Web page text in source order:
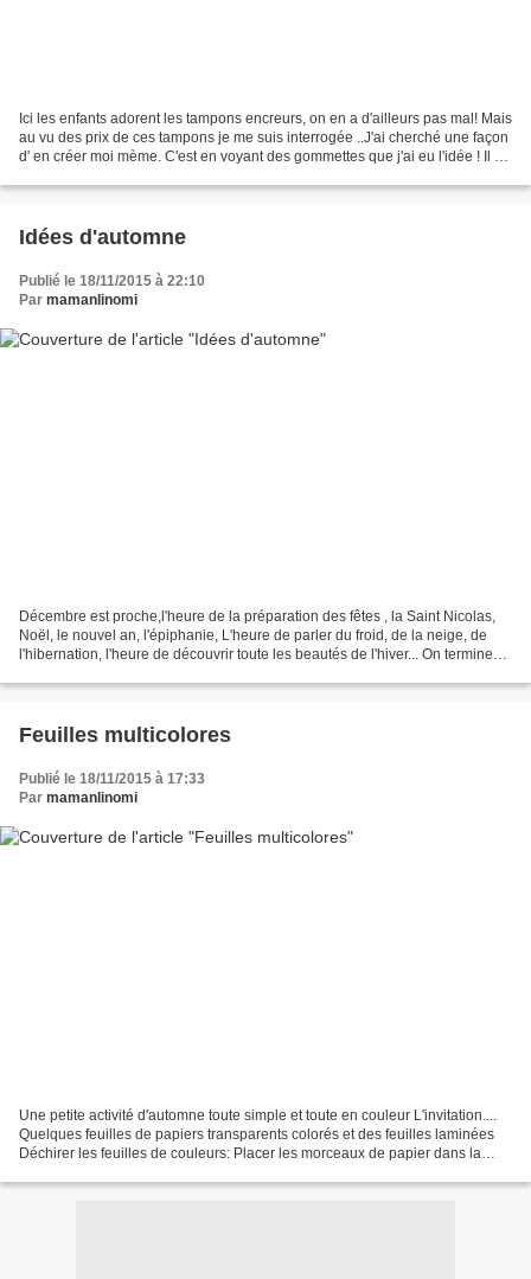
Ici les enfants adorent les tampons encreurs, on en a d'ailleurs pas mal! Mais
au vu des prix de ces tampons je me suis interrogée ..J'ai cherché une façon
d' en créer moi mème. C'est en voyant des gommettes que j'ai eu l'idée ! Il ne
Idées d'automne
Publié le 18/11/2015 à 22:10
Par mamanlinomi
Décembre est proche,l'heure de la préparation des fêtes , la Saint Nicolas,
Noël, le nouvel an, l'épiphanie, L'heure de parler du froid, de la neige, de
l'hibernation, l'heure de découvrir toute les beautés de l'hiver... On termine
Feuilles multicolores
Publié le 18/11/2015 à 17:33
Par mamanlinomi
Une petite activité d'automne toute simple et toute en couleur L'invitation....
Quelques feuilles de papiers transparents colorés et des feuilles laminées
Déchirer les feuilles de couleurs: Placer les morceaux de papier dans la